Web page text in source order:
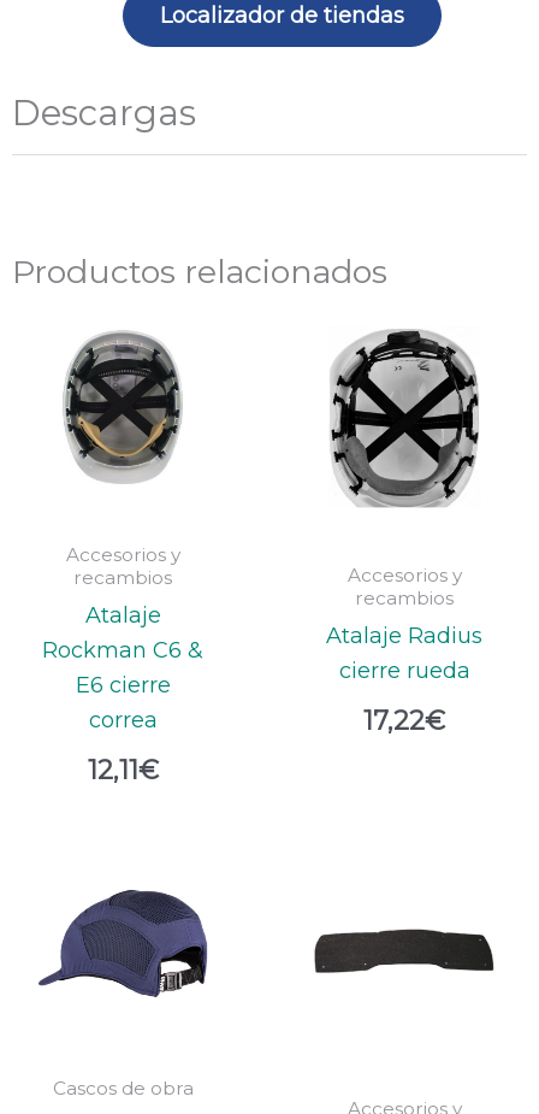
Localizador de tiendas
Descargas
Productos relacionados
Accesorios y
recambios
Atalaje
Rockman C6 &
E6 cierre
correa
12,11€
Accesorios y
recambios
Atalaje Radius
cierre rueda
17,22€
Cascos de obra
Accesorios y